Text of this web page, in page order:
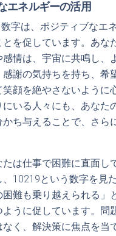
エネルギーの活用
字は、ポジティブなエ
とを促しています。あな
感情は、宇宙に共鳴し、
感謝の気持ちを持ち、希
顔を絶やさないように
にいる人々にも、あなた
ち与えることで、さら
は仕事で困難に直面し
10219という数字を見
困難も乗り越えられる」
ように促しています。問
く、解決策に焦点を当